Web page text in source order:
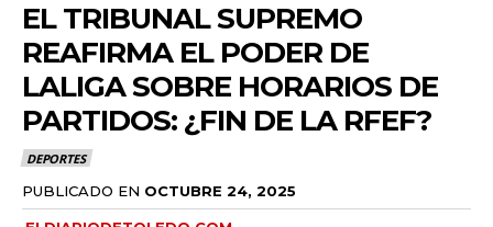
EL TRIBUNAL SUPREMO
REAFIRMA EL PODER DE
LALIGA SOBRE HORARIOS DE
PARTIDOS: ¿FIN DE LA RFEF?
DEPORTES
PUBLICADO EN OCTUBRE 24, 2025